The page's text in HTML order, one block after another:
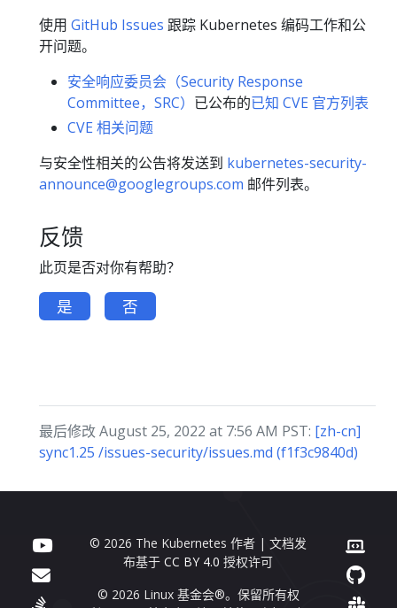
使用 GitHub Issues 跟踪 Kubernetes 编码工作和公
开问题。
安全响应委员会（Security Response
Committee，SRC） 已公布的已知 CVE 官方列表
CVE 相关问题
与安全性相关的公告将发送到 kubernetes-security-
announce@googlegroups.com 邮件列表。
反馈
此页是否对你有帮助？
是 否
最后修改 August 25, 2022 at 7:56 AM PST: [zh-cn]
sync1.25 /issues-security/issues.md (f1f3c9840d)
© 2026 The Kubernetes 作者 | 文档发
布基于CC BY 4.0 授权许可
© 2026 Linux 基金会®。保留所有权